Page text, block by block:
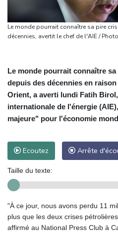
Le monde pourrait connaître sa pire
Le monde pourrait connaître
depuis des décennies en
Orient, a averti lundi Fatih
internationale de l'énergie
majeure" pour l'économie
Ecoutez Arrête
Taille du texte:
"À ce jour, nous avons perdu 11
plus que les deux crises
affirmé au National Press Club à